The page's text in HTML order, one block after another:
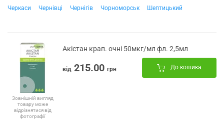
Черкаси
Чернівці Чернігів Чорноморськ Шептицький
Зовнішній вигляд
товару може
відрізнятися від
фотографії
Акістан крап. очні 50мкг/мл фл. 2,5мл
від 215.00 грн До кошика